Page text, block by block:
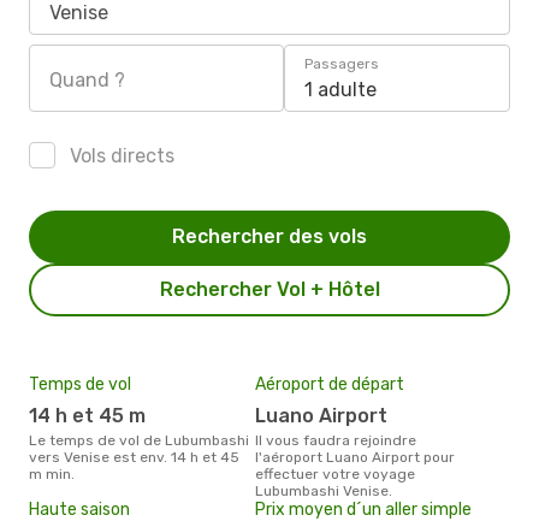
Venise
Quand ?
Passagers
1 adulte
Vols directs
Rechercher Vol + Hôtel
Rechercher des vols
Temps de vol
14 h et 45 m
Le temps de vol de Lubumbashi
vers Venise est env. 14 h et 45
m min.
Aéroport de départ
Luano Airport
Il vous faudra rejoindre
l'aéroport Luano Airport pour
effectuer votre voyage
Lubumbashi Venise.
Haute saison Prix moyen d´un aller simple